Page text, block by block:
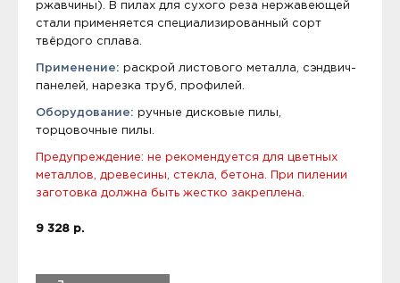
ржавчины). В пилах для сухого реза нержавеющей
стали применяется специализированный сорт
твёрдого сплава.
Применение: раскрой листового металла, сэндвич-
панелей, нарезка труб, профилей.
Оборудование: ручные дисковые пилы,
торцовочные пилы.
Предупреждение: не рекомендуется для цветных
металлов, древесины, стекла, бетона. При пилении
заготовка должна быть жестко закреплена.
9 328 р.